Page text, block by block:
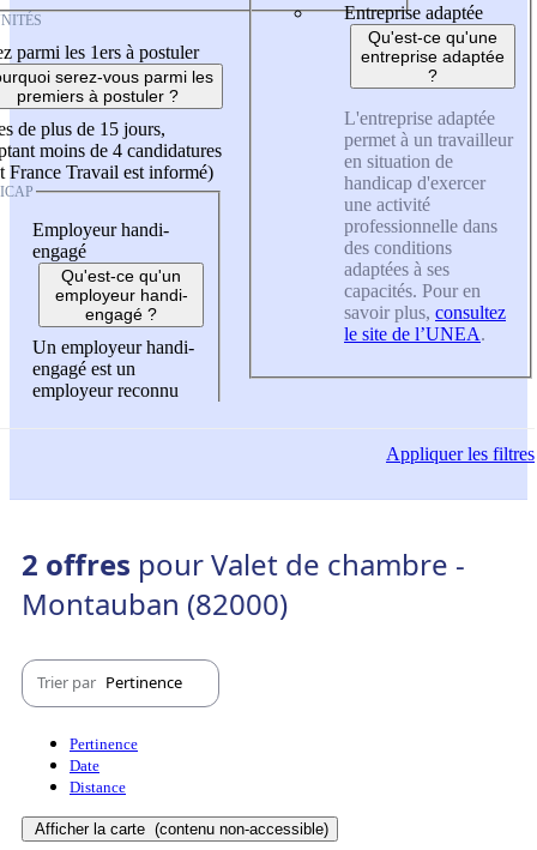
parmi les 1ers à postuler
serez-vous parmi les
premiers à postuler ?
de plus de 15 jours,
moins de 4 candidatures
France Travail est informé)
Employeur handi-
engagé
Qu'est-ce qu'un
employeur handi-
engagé ?
Un employeur handi-
engagé est un
employeur reconnu
Entreprise adaptée
Qu'est-ce qu'une
entreprise adaptée
?
L'entreprise adaptée
permet à un travailleur
en situation de
handicap d'exercer
une activité
professionnelle dans
des conditions
adaptées à ses
capacités. Pour en
savoir plus, consultez
le site de l’UNEA.
Appliquerles filtres
2 offres pour Valet de chambre -
Montauban (82000)
Trier par Pertinence
Pertinence
Date
Distance
Afficher la carte (contenu non-accessible)